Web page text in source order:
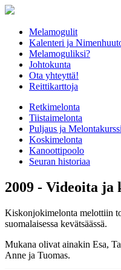
Melamogulit
Kalenteri ja
Melamoguliksi?
Johtokunta
Ota yhteyttä!
Reittikarttoja
Retkimelonta
Tiistaimelonta
Puljaus ja
Koskimelonta
Kanoottipoolo
Seuran historiaa
2009 - Videoita ja
Kiskonjokimelonta melottiin
suomalaisessa kevätsäässä.
Mukana olivat ainakin Esa,
Anne ja Tuomas.